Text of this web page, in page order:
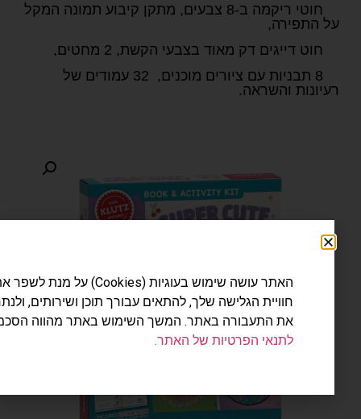
חוטי ריקמה ב-8 צבעים, מתקן קיבוע תמונה המקל
דק מאוד בצבעי הקשת, 2 מחטים,
8 תבניות עם ציורים מוכנים, 32 עמודים של
והשראה.
האתר עושה שימוש בעוגיות (Cookies) על מנת לשפר את
חוויית הגלישה שלך, להתאים עבורך תוכן ושירותים, ולנתח
את התעבורה באתר. המשך השימוש באתר מהווה הסכמה
לתנאי הפרטיות של האתר.